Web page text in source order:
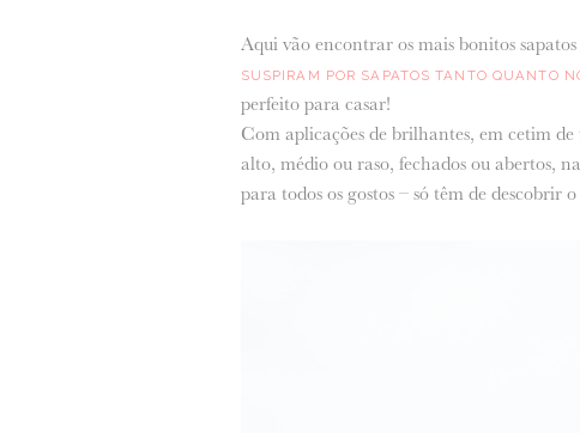
Aqui vão encontrar os mais bonitos
SUSPIRAM POR SAPATOS TANTO QUANTO
perfeito para casar!
Com aplicações de brilhantes, em cetim
alto, médio ou raso, fechados ou abertos,
para todos os gostos – só têm de descobrir